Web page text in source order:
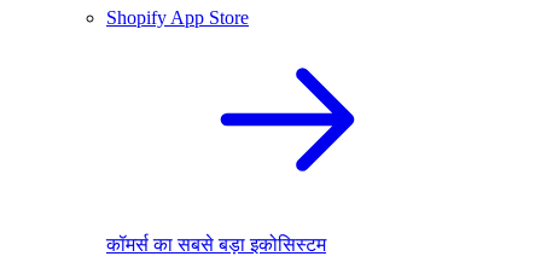
Shopify App Store
कॉमर्स का सबसे बड़ा इकोसिस्टम